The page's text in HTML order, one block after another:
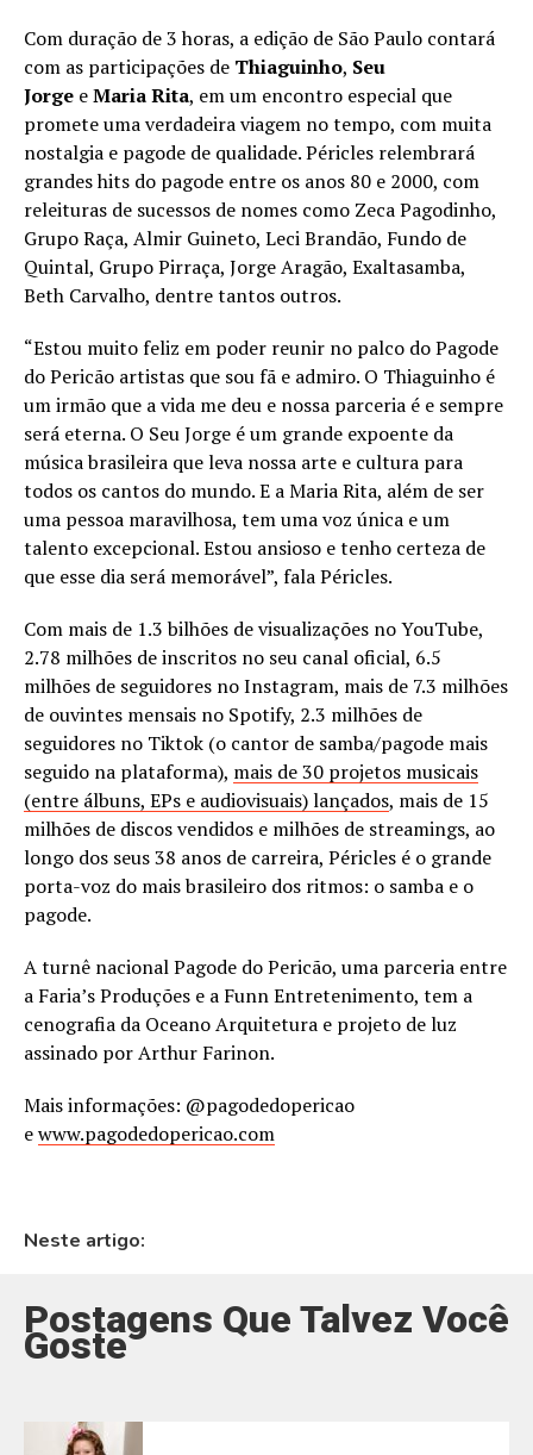
Com duração de 3 horas, a edição de São Paulo contará
com as participações de Thiaguinho, Seu
Jorge eMaria Rita, em um encontro especial que
promete uma verdadeira viagem no tempo, com muita
nostalgia e pagode de qualidade. Péricles relembrará
grandes hits do pagode entre os anos 80 e 2000, com
releituras de sucessos de nomes como Zeca Pagodinho,
Grupo Raça, Almir Guineto, Leci Brandão, Fundo de
Quintal, Grupo Pirraça, Jorge Aragão, Exaltasamba,
Beth Carvalho, dentre tantos outros.
“Estou muito feliz em poder reunir no palco do Pagode
do Pericão artistas que sou fã e admiro. O Thiaguinho é
um irmão que a vida me deu e nossa parceria é e sempre
será eterna. O Seu Jorge é um grande expoente da
música brasileira que leva nossa arte e cultura para
todos os cantos do mundo. E a Maria Rita, além de ser
uma pessoa maravilhosa, tem uma voz única e um
talento excepcional. Estou ansioso e tenho certeza de
que esse dia será memorável”, fala Péricles.
Com mais de 1.3 bilhões de visualizações no YouTube,
2.78 milhões de inscritos no seu canal oficial, 6.5
milhões de seguidores no Instagram, mais de 7.3 milhões
de ouvintes mensais no Spotify, 2.3 milhões de
seguidores no Tiktok (o cantor de samba/pagode mais
seguido na plataforma), mais de 30 projetos musicais
(entre álbuns, EPs e audiovisuais) lançados, mais de 15
milhões de discos vendidos e milhões de streamings, ao
longo dos seus 38 anos de carreira, Péricles é o grande
porta-voz do mais brasileiro dos ritmos: o samba e o
pagode.
A turnê nacional Pagode do Pericão, uma parceria entre
a Faria’s Produções e a Funn Entretenimento, tem a
cenografia da Oceano Arquitetura e projeto de luz
assinado por Arthur Farinon.
Mais informações: @pagodedopericao
ewww.pagodedopericao.com
Neste artigo:
Postagens Que Talvez Você
Goste